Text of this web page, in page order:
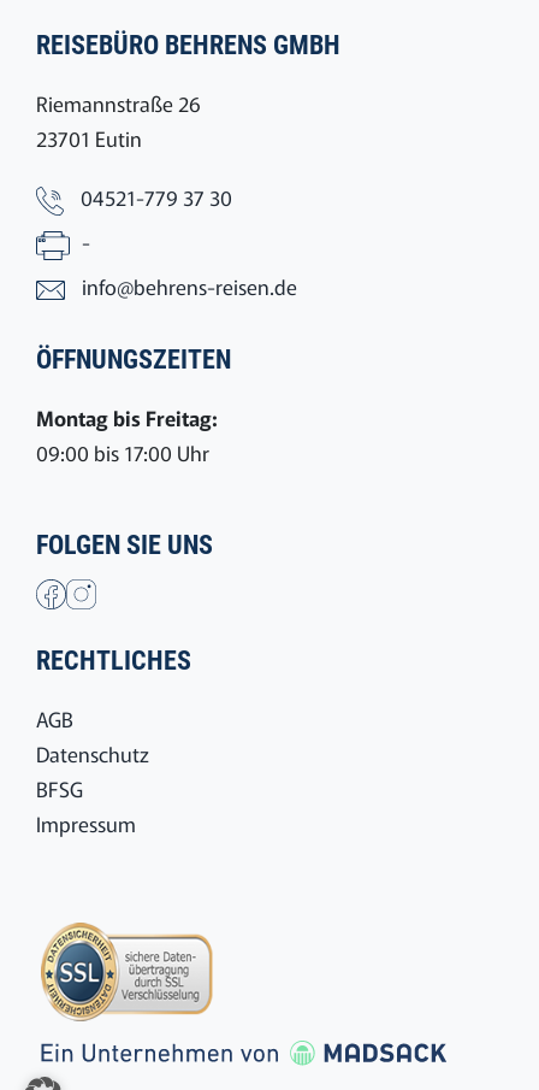
REISEBÜRO BEHRENS GMBH
Riemannstraße 26
04521-779 37 30
info@behrens-reisen.de
09:00 bis 17:00 Uhr
FOLGEN SIE UNS
RECHTLICHES
AGB
Datenschutz
BFSG